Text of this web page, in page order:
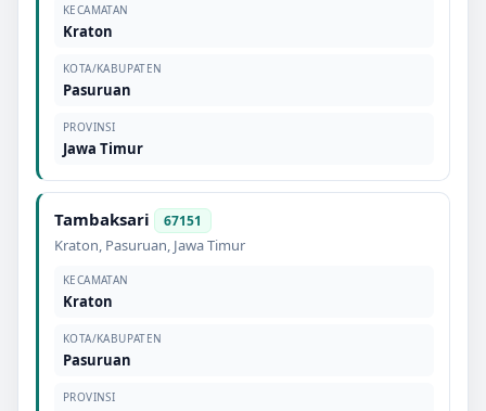
KECAMATAN
Kraton
KOTA/KABUPATEN
Pasuruan
PROVINSI
Jawa Timur
Tambaksari 67151
Kraton, Pasuruan, Jawa Timur
KECAMATAN
Kraton
KOTA/KABUPATEN
Pasuruan
PROVINSI